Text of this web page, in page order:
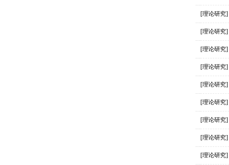
[理论研究]
[理论研究]
[理论研究]
[理论研究]
[理论研究]
[理论研究]
[理论研究]
[理论研究]
[理论研究]